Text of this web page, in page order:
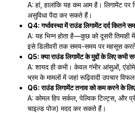
A: हां, हालांकि यह कम आम है। लिगामेंट पर
असुविधा पैदा कर सकते हैं।
Q4: गर्भावस्था में राउंड लिगामेंट दर्द कितने
A: यह भिन्न होता है—कुछ को दूसरी तिमाही
इसे डिलीवरी तक समय-समय पर महसूस
Q5: क्या राउंड लिगामेंट के मुद्दों के लिए कभी
A: शायद ही कभी। केवल गंभीर आंसुओं,
भ्रम के मामलों में जहां रूढ़िवादी उपचार
Q6: राउंड लिगामेंट तनाव को कम करने के लिए
A: कोमल हिप सर्कल, पेल्विक टिल्ट्स, और
चाइल्ड पोज) मदद कर सकते हैं।